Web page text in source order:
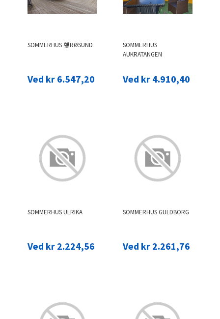
SOMMERHUS 횇RØSUND
Ved kr 6.547,20
SOMMERHUS
AUKRATANGEN
Ved kr 4.910,40
SOMMERHUS ULRIKA
Ved kr 2.224,56
SOMMERHUS GULDBORG
Ved kr 2.261,76